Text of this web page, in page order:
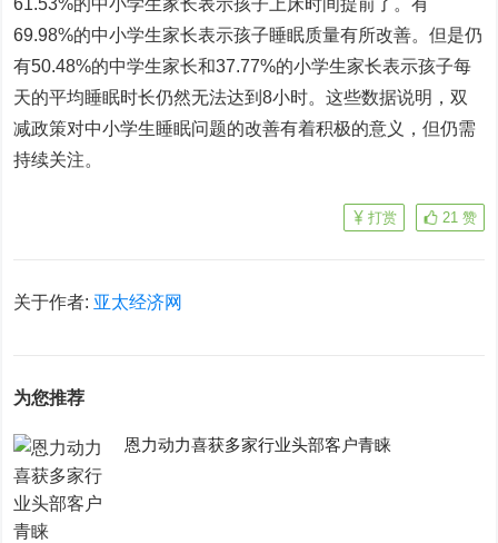
61.53%的中小学生家长表示孩子上床时间提前了。有
69.98%的中小学生家长表示孩子睡眠质量有所改善。但是仍
有50.48%的中学生家长和37.77%的小学生家长表示孩子每
天的平均睡眠时长仍然无法达到8小时。这些数据说明，双
减政策对中小学生睡眠问题的改善有着积极的意义，但仍需
持续关注。
21 赞
打赏
关于作者: 亚太经济网
为您推荐
恩力动力喜获多家行业头部客户青睐